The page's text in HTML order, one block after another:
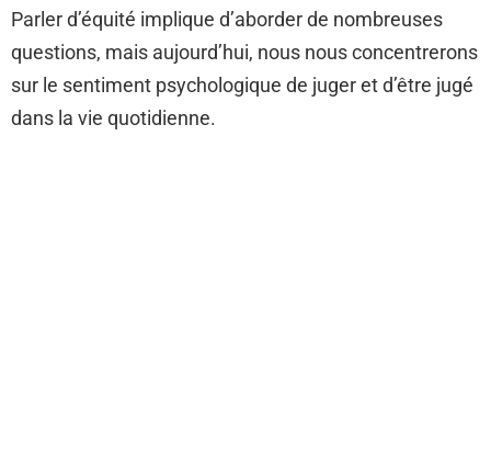
Parler d’équité implique d’aborder de nombreuses
questions, mais aujourd’hui, nous nous concentrerons
sur le sentiment psychologique de juger et d’être jugé
dans la vie quotidienne.